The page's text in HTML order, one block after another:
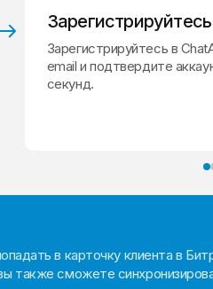
Зарегистрируйтесь
Зарегистрируйтесь в
email и подтвердите
секунд.
в карточку клиента в
также сможете